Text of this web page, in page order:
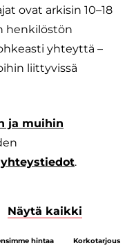
ovat arkisin 10–18
henkilöstön
yhteyttä –
liittyvissä
ja muihin
.
Näytä kaikki
hintaa Korkotarjous